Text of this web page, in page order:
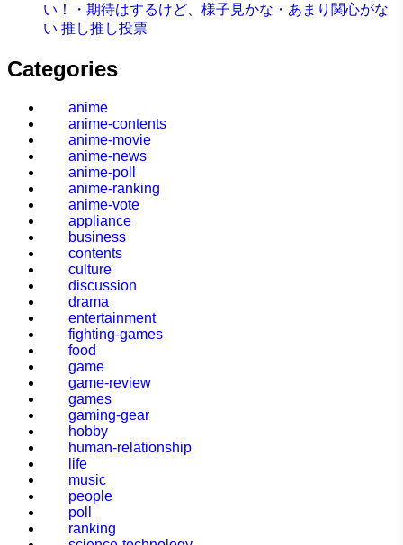
い！・期待はするけど、様子見かな・あまり関心がな
い 推し推し投票
Categories
anime
anime-contents
anime-movie
anime-news
anime-poll
anime-ranking
anime-vote
appliance
business
contents
culture
discussion
drama
entertainment
fighting-games
food
game
game-review
games
gaming-gear
hobby
human-relationship
life
music
people
poll
ranking